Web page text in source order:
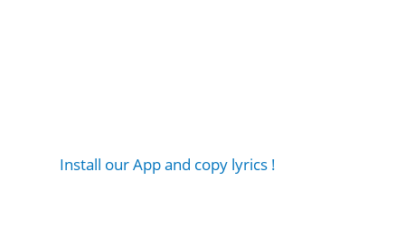
Install our App and copy lyrics !